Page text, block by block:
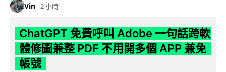
Vin 2 小時
ChatGPT 免費呼叫 Adobe 一句話跨軟
體修圖兼整 PDF 不用開多個 APP 兼免
帳號